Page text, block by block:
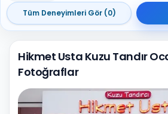
Tüm Deneyimleri Gör (0)
Hikmet Usta Kuzu Tandır
Fotoğraflar